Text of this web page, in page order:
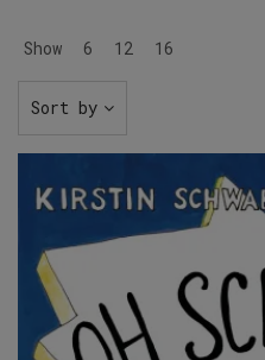
Show 6 12 16
Sort by